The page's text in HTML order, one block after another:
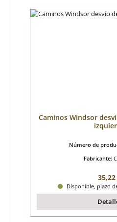
Caminos Windsor
Número de
Fabricante:
Disponible, plazo